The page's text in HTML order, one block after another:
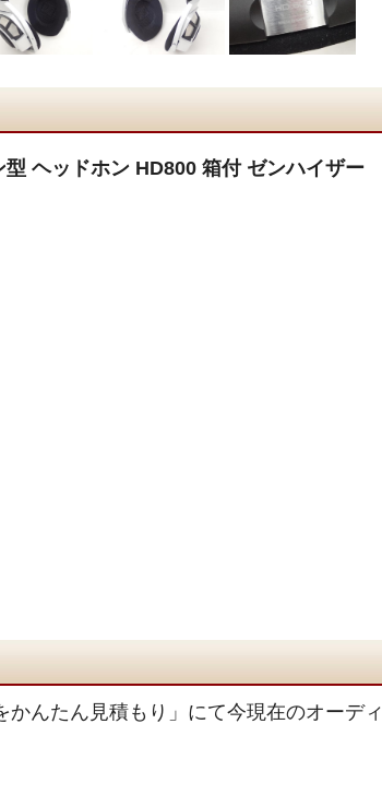
ヘッドホン HD800 箱付 ゼンハイザー
んたん見積もり」にて今現在のオーディ